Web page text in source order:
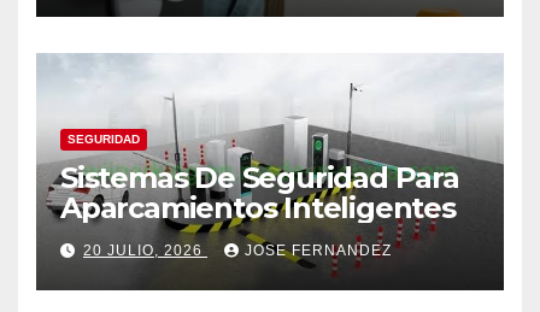
SEGURIDAD
Sistemas De Seguridad Para
Aparcamientos Inteligentes
20 JULIO, 2026 JOSE FERNANDEZ